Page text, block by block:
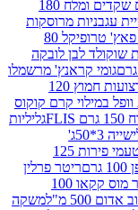
טוניס שוקולד מריר עם שקדים ומלח 180
סוכריות גומי סאוור פאץ' טרופיקל 80
לובקה
מרשמלו
גומי קראנץ' רצועות חמוץ 120
קרם קוקוס
גליליות
3*50ג'
סקיטלס GIANTS סוכריות ממולאות בג'ל טעמי פירות 125
פרלין
ריטר מוס קקאו 100
משקה